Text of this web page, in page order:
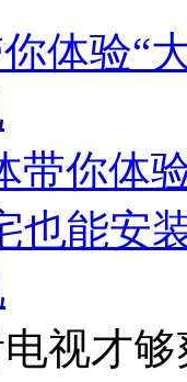
体验“
视才